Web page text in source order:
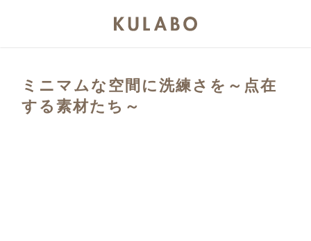
ミニマムな空間に洗練さを～点在
する素材たち～